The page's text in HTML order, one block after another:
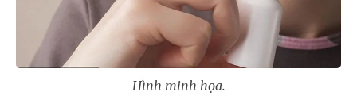
Hình minh họa.